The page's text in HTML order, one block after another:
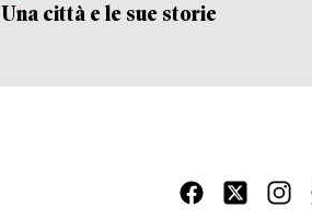
Una città e le sue storie